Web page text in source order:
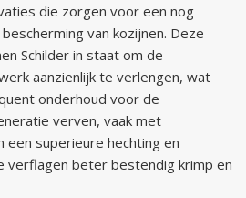
die zorgen voor een nog
van kozijnen. Deze
Schilder in staat om de
aanzienlijk te verlengen, wat
onderhoud voor de
verven, vaak met
een superieure hechting en
verflagen beter bestendig krimp en